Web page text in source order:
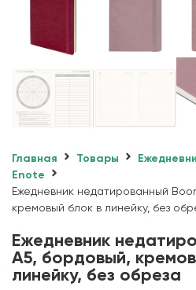
Главная Товары
Enote
Ежедневник недатированный
кремовый блок в линейку, без
Ежедневник
А5, бордовый,
линейку, без обреза